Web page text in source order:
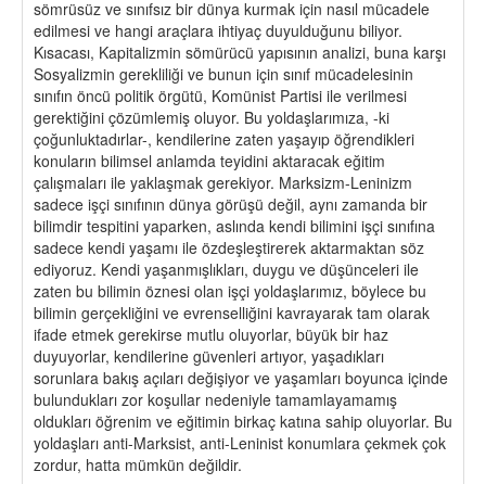
sömrüsüz ve sınıfsız bir dünya kurmak için nasıl mücadele
edilmesi ve hangi araçlara ihtiyaç duyulduğunu biliyor.
Kısacası, Kapitalizmin sömürücü yapısının analizi, buna karşı
Sosyalizmin gerekliliği ve bunun için sınıf mücadelesinin
sınıfın öncü politik örgütü, Komünist Partisi ile verilmesi
gerektiğini çözümlemiş oluyor. Bu yoldaşlarımıza, -ki
çoğunluktadırlar-, kendilerine zaten yaşayıp öğrendikleri
konuların bilimsel anlamda teyidini aktaracak eğitim
çalışmaları ile yaklaşmak gerekiyor. Marksizm-Leninizm
sadece işçi sınıfının dünya görüşü değil, aynı zamanda bir
bilimdir tespitini yaparken, aslında kendi bilimini işçi sınıfına
sadece kendi yaşamı ile özdeşleştirerek aktarmaktan söz
ediyoruz. Kendi yaşanmışlıkları, duygu ve düşünceleri ile
zaten bu bilimin öznesi olan işçi yoldaşlarımız, böylece bu
bilimin gerçekliğini ve evrenselliğini kavrayarak tam olarak
ifade etmek gerekirse mutlu oluyorlar, büyük bir haz
duyuyorlar, kendilerine güvenleri artıyor, yaşadıkları
sorunlara bakış açıları değişiyor ve yaşamları boyunca içinde
bulundukları zor koşullar nedeniyle tamamlayamamış
oldukları öğrenim ve eğitimin birkaç katına sahip oluyorlar. Bu
yoldaşları anti-Marksist, anti-Leninist konumlara çekmek çok
zordur, hatta mümkün değildir.